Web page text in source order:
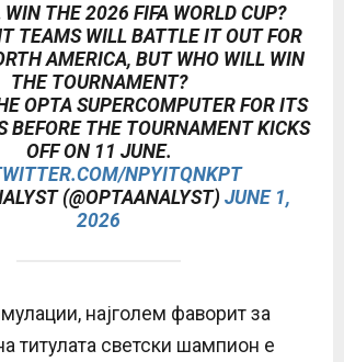
WIN THE 2026 FIFA WORLD CUP?
TEAMS WILL BATTLE IT OUT FOR
AMERICA, BUT WHO WILL WIN
THE TOURNAMENT?
OPTA SUPERCOMPUTER FOR ITS
BEFORE THE TOURNAMENT KICKS
OFF ON 11 JUNE.
NPYITQNKPT
(@OPTAANALYST) JUNE 1,
2026
најголем фаворит за
титулата светски шампион е